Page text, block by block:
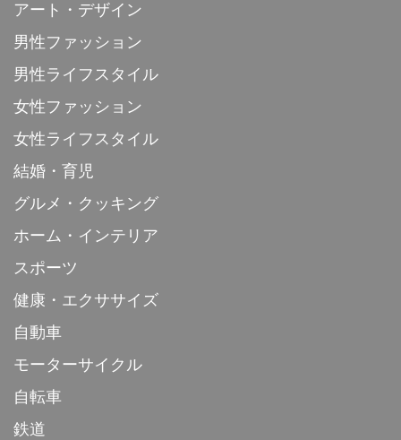
アート・デザイン
男性ファッション
男性ライフスタイル
女性ファッション
女性ライフスタイル
結婚・育児
グルメ・クッキング
ホーム・インテリア
スポーツ
健康・エクササイズ
自動車
モーターサイクル
自転車
鉄道